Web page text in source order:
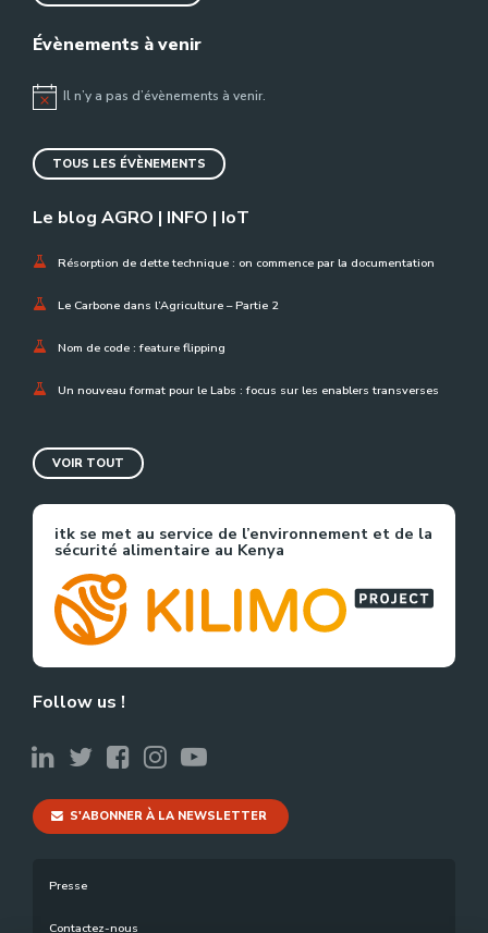
Évènements à venir
NoticeIl n’y a pas d’évènements à venir.
TOUS LES ÉVÈNEMENTS
Le blog AGRO | INFO | IoT
Résorption de dette technique : on commence par la documentation
Le Carbone dans l’Agriculture – Partie 2
Nom de code : feature flipping
Un nouveau format pour le Labs : focus sur les enablers transverses
VOIR TOUT
itk se met au service de l’environnement et de la
sécurité alimentaire au Kenya
Follow us !
S'ABONNER À LA NEWSLETTER
Presse
Contactez-nous